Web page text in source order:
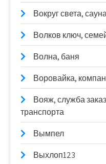
Вокруг света,
Волков ключ,
Волна, баня
Воровайка,
Вояж, служба
транспорта
Вымпел
Выхлоп123